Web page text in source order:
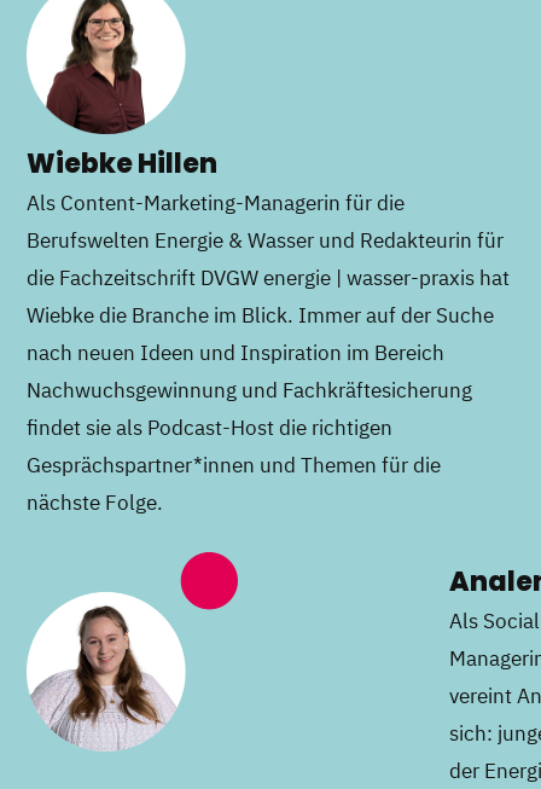
Wiebke Hillen
Als Content-Marketing-Managerin für die
Berufswelten Energie & Wasser und Redakteurin für
die Fachzeitschrift DVGW energie | wasser-praxis hat
Wiebke die Branche im Blick. Immer auf der Suche
nach neuen Ideen und Inspiration im Bereich
Nachwuchsgewinnung und Fachkräftesicherung
findet sie als Podcast-Host die richtigen
Gesprächspartner*innen und Themen für die
nächste Folge.
Als
vereint
sich:
der